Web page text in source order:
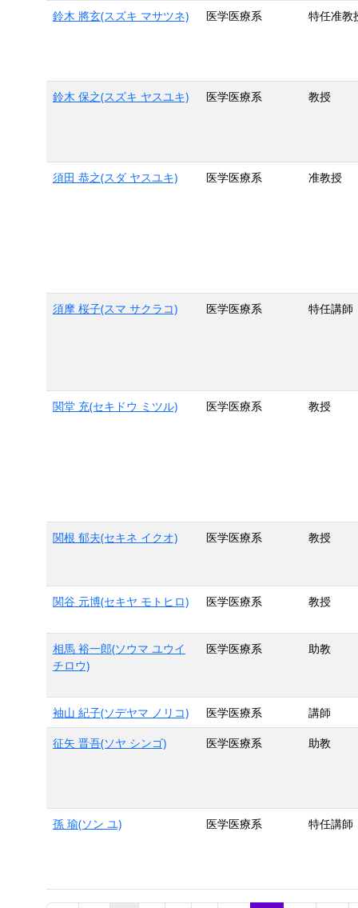
鈴木 將玄(スズキ マサツネ)
医学医療系 特任准教
鈴木 保之(スズキ ヤスユキ) 医学医療系 教授
須田 恭之(スダ ヤスユキ) 医学医療系 准教授
須摩 桜子(スマ サクラコ) 医学医療系 特任講師
関堂 充(セキドウ ミツル) 医学医療系 教授
関根 郁夫(セキネ イクオ) 医学医療系 教授
関谷 元博(セキヤ モトヒロ) 医学医療系 教授
相馬 裕一郎(ソウマ ユウイ
チロウ)
医学医療系 助教
袖山 紀子(ソデヤマ ノリコ) 医学医療系
講師
征矢 晋吾(ソヤ シンゴ)
医学医療系 助教
孫 瑜(ソン ユ) 医学医療系 特任講師